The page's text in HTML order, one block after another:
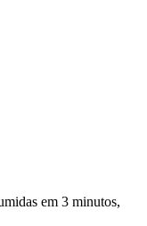
em 3 minutos,